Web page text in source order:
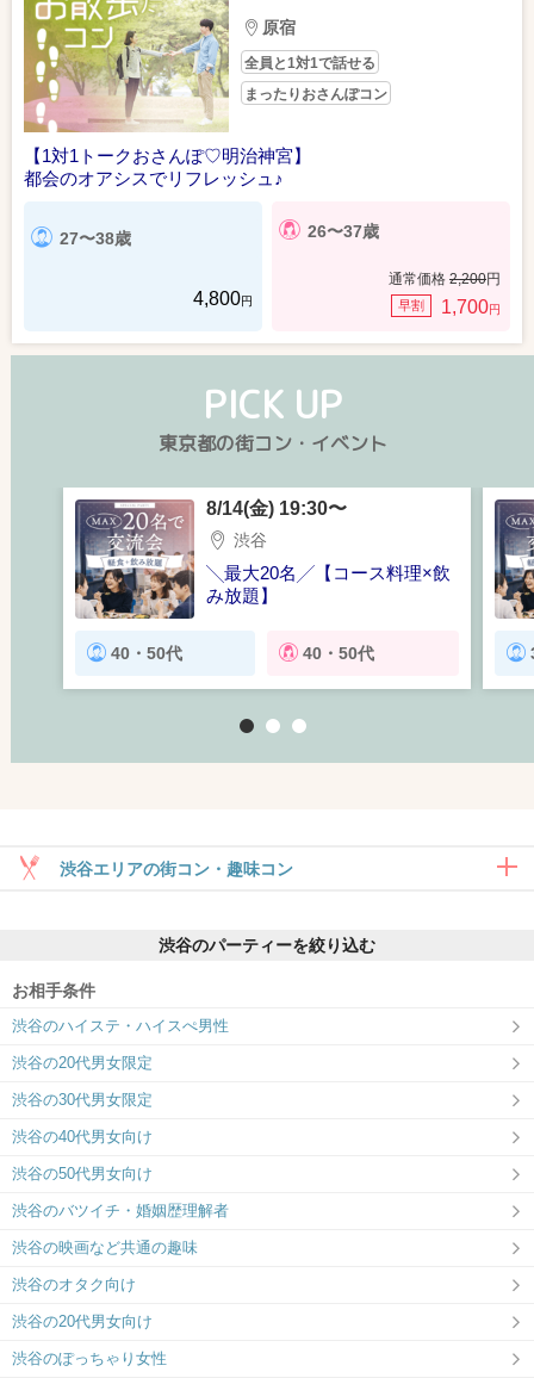
原宿
全員と1対1で話せる
まったりおさんぽコン
【1対1トークおさんぽ♡明治神宮】
都会のオアシスでリフレッシュ♪
27〜38歳
4,800円
26〜37歳
通常価格 2,200円
早割 1,700円
PICK UP
東京都の街コン・イベント
8/14(金) 19:30〜
渋谷
╲最大20名╱【コース料理×飲
み放題】
40・50代 40・50代
1 2 3
渋谷エリアの街コン・趣味コン
6対6～｜食事・ドリンク付きグループト
渋谷のパーティーを絞り込む
お相手条件
渋谷のハイステ・ハイスぺ男性
渋谷の20代男女限定
渋谷の30代男女限定
渋谷の40代男女向け
渋谷の50代男女向け
渋谷のバツイチ・婚姻歴理解者
渋谷の映画など共通の趣味
渋谷のオタク向け
渋谷の20代男女向け
渋谷のぽっちゃり女性